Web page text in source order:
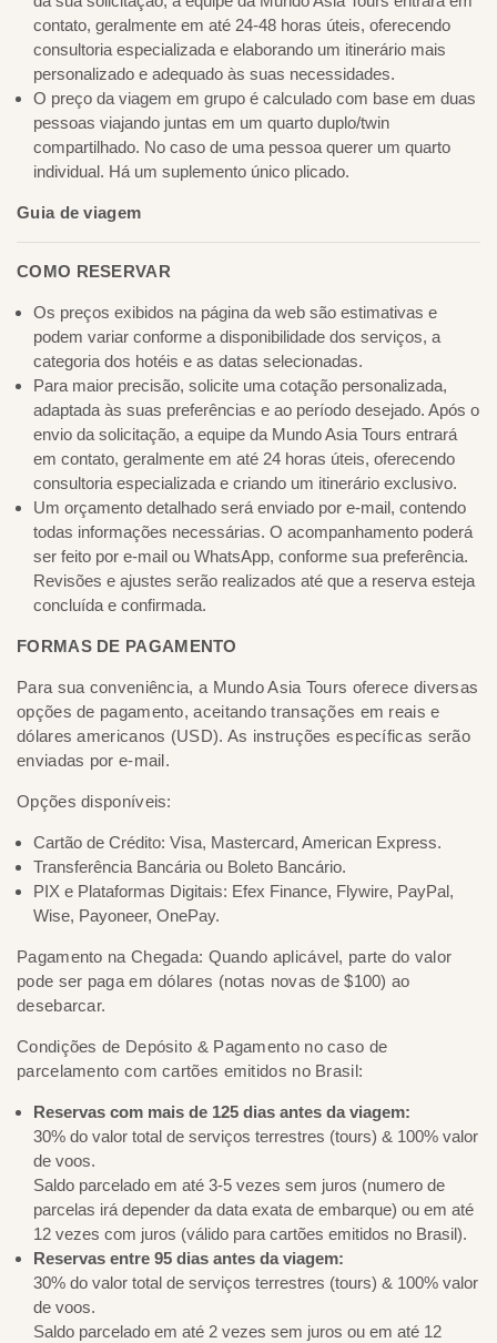
contato, geralmente em até 24-48 horas úteis, oferecendo
consultoria especializada e elaborando um itinerário mais
personalizado e adequado às suas necessidades.
O preço da viagem em grupo é calculado com base em duas
pessoas viajando juntas em um quarto duplo/twin
compartilhado. No caso de uma pessoa querer um quarto
individual. Há um suplemento único plicado.
Guia de viagem
COMO RESERVAR
Os preços exibidos na página da web são estimativas e
podem variar conforme a disponibilidade dos serviços, a
categoria dos hotéis e as datas selecionadas.
Para maior precisão, solicite uma cotação personalizada,
adaptada às suas preferências e ao período desejado. Após o
envio da solicitação, a equipe da Mundo Asia Tours entrará
em contato, geralmente em até 24 horas úteis, oferecendo
consultoria especializada e criando um itinerário exclusivo.
Um orçamento detalhado será enviado por e-mail, contendo
todas informações necessárias. O acompanhamento poderá
ser feito por e-mail ou WhatsApp, conforme sua preferência.
Revisões e ajustes serão realizados até que a reserva esteja
concluída e confirmada.
FORMAS DE PAGAMENTO
Para sua conveniência, a Mundo Asia Tours oferece diversas
opções de pagamento, aceitando transações em reais e
dólares americanos (USD). As instruções específicas serão
enviadas por e-mail.
Opções disponíveis:
Cartão de Crédito: Visa, Mastercard, American Express.
Transferência Bancária ou Boleto Bancário.
PIX e Plataformas Digitais: Efex Finance, Flywire, PayPal,
Wise, Payoneer, OnePay.
Pagamento na Chegada: Quando aplicável, parte do valor
pode ser paga em dólares (notas novas de $100) ao
desebarcar.
Condições de Depósito & Pagamento no caso de
parcelamento com cartões emitidos no Brasil:
Reservas com mais de 125 dias antes da viagem:
30% do valor total de serviços terrestres (tours) & 100% valor
de voos.
Saldo parcelado em até 3-5 vezes sem juros (numero de
parcelas irá depender da data exata de embarque) ou em até
12 vezes com juros (válido para cartões emitidos no Brasil).
Reservas entre 95 dias antes da viagem:
30% do valor total de serviços terrestres (tours) & 100% valor
de voos.
Saldo parcelado em até 2 vezes sem juros ou em até 12